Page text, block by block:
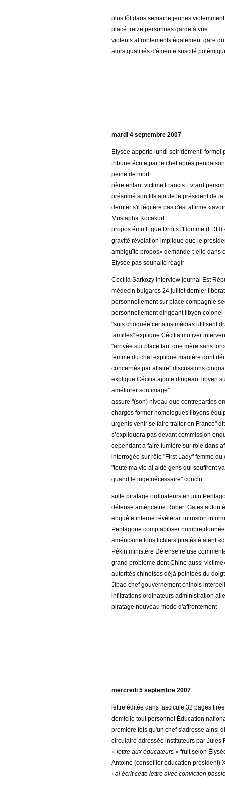
plus tôt dans semaine jeunes
placé treize personnes garde à vue
violents affrontements également gare
alors qualifiés d'émeute suscité
mardi 4 septembre 2007
Elysée apporté lundi soir démenti
tribune écrite par le chef après
peine de mort
père enfant victime Francis Evrard
présumé son fils ajoute le président de
dernier s'il légifère pas c'est affirme
Mustapha Kocakurt
propos ému Ligue Droits l'Homme
gravité révélation implique que le
ambiguïté propos» demande-t-elle dans
Elysée pas souhaité réagir
Cécilia Sarkozy interview journal Est
médecin bulgares 24 juillet dernier
personnellement sur place compagnie
personnellement dirigeant libyen colonel
"suis choquée certains médias utilisent
familles" explique Cécilia motiver
"arrivée sur place tant que mère sans
femme du chef explique manière dont
concernés par affaire" discussions
explique Cécilia ajoute dirigeant libyen
améliorer son image"
assure "(son) niveau que contreparties
chargés former homologues libyens
urgents venir se faire traiter en France"
s’expliquera pas devant commission
cependant à faire lumière sur rôle dans
interrogée sur rôle "First Lady" femme
"toute ma vie ai aidé gens qui souffrent
quand le juge nécessaire" conclut
suite piratage ordinateurs en juin
défense américaine Robert Gates
enquête interne révélerait intrusion
Pentagone comptabiliser nombre
américaine tous fichiers piratés étaient
Pékin ministère Défense refuse
grand problème dont Chine aussi
autorités chinoises déjà pointées du
Jibao chef gouvernement chinois
infiltrations ordinateurs administration
piratage nouveau mode d'affrontement
mercredi 5 septembre 2007
lettre éditée dans fascicule 32 pages
domicile tout personnel Éducation
première fois qu'un chef s'adresse ainsi
circulaire adressée instituteurs par Jules
« lettre aux éducateurs» fruit selon
Antoine (conseiller éducation président)
«ai écrit cette lettre avec conviction